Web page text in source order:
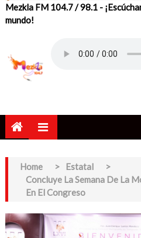
Mezkla FM 104.7 / 98.1 -
mundo!
Home > Estatal
>
Concluye La Semana De La
En El Congreso